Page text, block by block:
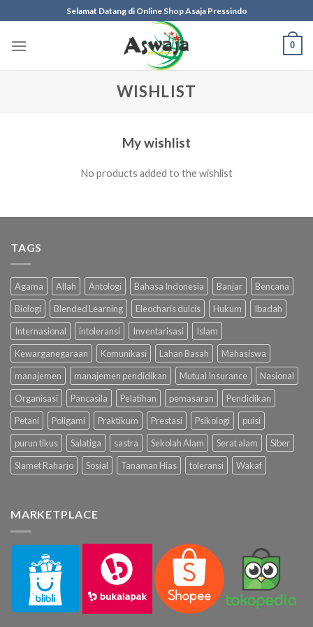
to
content
Selamat Datang di Online Shop Asaja Pressindo
0
WISHLIST
My wishlist
No products added to the wishlist
TAGS
Agama Allah Antologi Bahasa Indonesia Banjar
Bencana
Biologi
Blended Learning Eleocharis dulcis Hukum
Ibadah
Internasional
intoleransi Inventarisasi
Islam
Kewarganegaraan
Komunikasi Lahan Basah
Mahasiswa
manajemen
manajemen pendidikan Mutual Insurance
Nasional
Organisasi
Pancasila Pelatihan pemasaran
Pendidikan
Petani
Poligami Praktikum Prestasi Psikologi
puisi
purun tikus
Salatiga sastra Sekolah Alam Serat alam
Siber
Slamet Raharjo
Sosial Tanaman Hias toleransi Wakaf
MARKETPLACE